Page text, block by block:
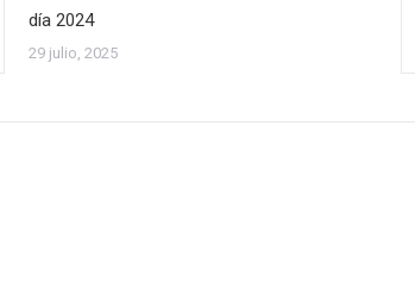
día 2024
29 julio, 2025